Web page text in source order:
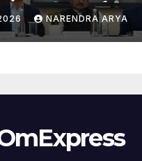
एलएल.बी. (ऑनर्स)
2026–27 पाठ्यक्रमों
ने शुरू की अपनी शैक्षणिक
NARENDRA ARYA